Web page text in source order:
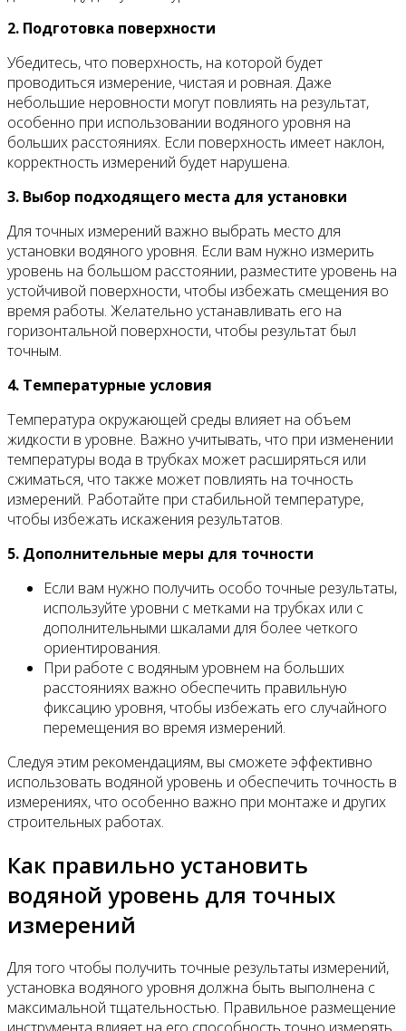
2. Подготовка поверхности
Убедитесь, что поверхность, на которой будет
проводиться измерение, чистая и ровная. Даже
небольшие неровности могут повлиять на результат,
особенно при использовании водяного уровня на
больших расстояниях. Если поверхность имеет наклон,
корректность измерений будет нарушена.
3. Выбор подходящего места для установки
Для точных измерений важно выбрать место для
установки водяного уровня. Если вам нужно измерить
уровень на большом расстоянии, разместите уровень на
устойчивой поверхности, чтобы избежать смещения во
время работы. Желательно устанавливать его на
горизонтальной поверхности, чтобы результат был
точным.
4. Температурные условия
Температура окружающей среды влияет на объем
жидкости в уровне. Важно учитывать, что при изменении
температуры вода в трубках может расширяться или
сжиматься, что также может повлиять на точность
измерений. Работайте при стабильной температуре,
чтобы избежать искажения результатов.
5. Дополнительные меры для точности
Если вам нужно получить особо точные результаты,
используйте уровни с метками на трубках или с
дополнительными шкалами для более четкого
ориентирования.
При работе с водяным уровнем на больших
расстояниях важно обеспечить правильную
фиксацию уровня, чтобы избежать его случайного
перемещения во время измерений.
Следуя этим рекомендациям, вы сможете эффективно
использовать водяной уровень и обеспечить точность в
измерениях, что особенно важно при монтаже и других
строительных работах.
Как правильно установить
водяной уровень для точных
измерений
Для того чтобы получить точные результаты измерений,
установка водяного уровня должна быть выполнена с
максимальной тщательностью. Правильное размещение